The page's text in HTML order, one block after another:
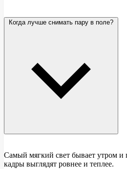
Когда лучше снимать пару в поле?
Самый мягкий свет бывает утром и
кадры выглядят ровнее и теплее.